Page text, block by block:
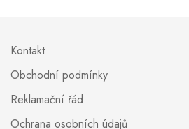
Kontakt
Obchodní podmínky
Reklamační řád
Ochrana osobních údajů